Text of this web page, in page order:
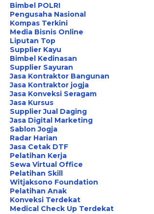
Bimbel POLRI
Pengusaha Nasional
Kompas Terkini
Media Bisnis Online
Liputan Top
Supplier Kayu
Bimbel Kedinasan
Supplier Sayuran
Jasa Kontraktor Bangunan
Jasa Kontraktor jogja
Jasa Konveksi Seragam
Jasa Kursus
Supplier Jual Daging
Jasa Digital Marketing
Sablon Jogja
Radar Harian
Jasa Cetak DTF
Pelatihan Kerja
Sewa Virtual Office
Pelatihan Skill
Witjaksono Foundation
Pelatihan Anak
Konveksi Terdekat
Medical Check Up Terdekat